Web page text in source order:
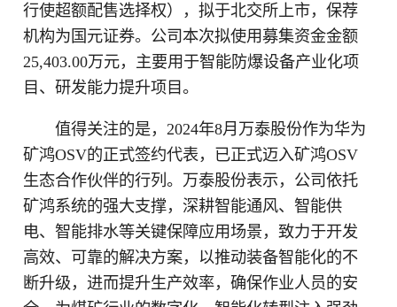
行使超额配售选择权），拟于北交所上市，保荐
机构为国元证券。公司本次拟使用募集资金金额
25,403.00万元，主要用于智能防爆设备产业化项
目、研发能力提升项目。
值得关注的是，2024年8月万泰股份作为华为
矿鸿OSV的正式签约代表，已正式迈入矿鸿OSV
生态合作伙伴的行列。万泰股份表示，公司依托
矿鸿系统的强大支撑，深耕智能通风、智能供
电、智能排水等关键保障应用场景，致力于开发
高效、可靠的解决方案，以推动装备智能化的不
断升级，进而提升生产效率，确保作业人员的安